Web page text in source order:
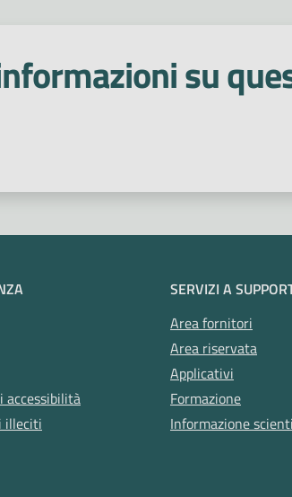
su
accessibilità
illeciti
SERVIZI A
Area fornitori
Area riservata
Applicativi
Formazione
Informazione